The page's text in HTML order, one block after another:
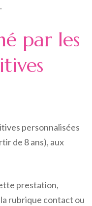
par les
personnalisées
de 8 ans), aux
prestation,
la rubrique contact ou